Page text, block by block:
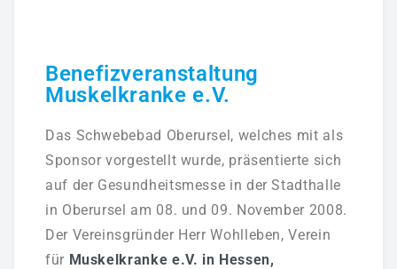
Benefizveranstaltung
Muskelkranke e.V.
Das Schwebebad Oberursel, welches mit als
Sponsor vorgestellt wurde, präsentierte sich
auf der Gesundheitsmesse in der Stadthalle
in Oberursel am 08. und 09. November 2008.
Der Vereinsgründer Herr Wohlleben, Verein
für Muskelkranke e.V. in Hessen,